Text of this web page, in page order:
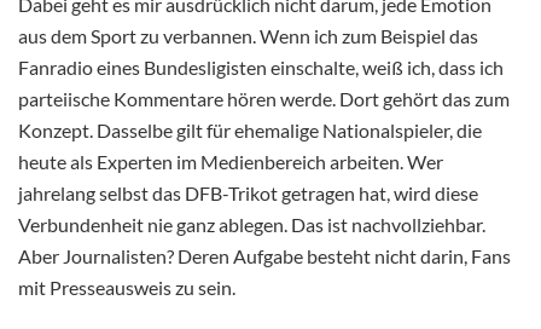
aus dem Sport zu verbannen. Wenn ich zum Beispiel das
Fanradio eines Bundesligisten einschalte, weiß ich, dass ich
parteiische Kommentare hören werde. Dort gehört das zum
Konzept. Dasselbe gilt für ehemalige Nationalspieler, die
heute als Experten im Medienbereich arbeiten. Wer
jahrelang selbst das DFB-Trikot getragen hat, wird diese
Verbundenheit nie ganz ablegen. Das ist nachvollziehbar.
Aber Journalisten? Deren Aufgabe besteht nicht darin, Fans
mit Presseausweis zu sein.